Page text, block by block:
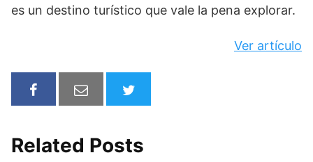
es un destino turístico que vale la pena explorar.
Ver artículo
Related Posts